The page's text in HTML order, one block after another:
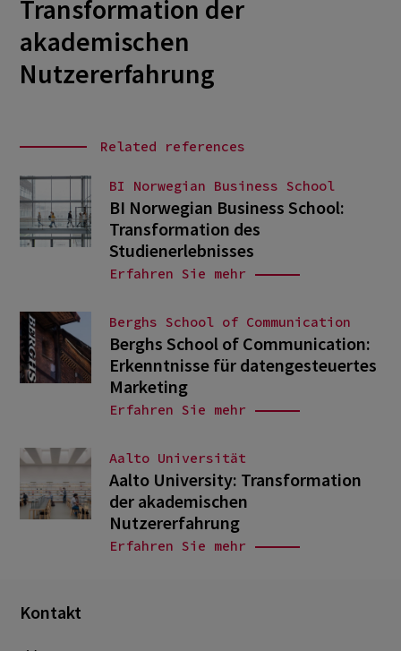
Transformation der
akademischen
Nutzererfahrung
Related references
BI Norwegian Business School
BI Norwegian Business School:
Transformation des
Studienerlebnisses
Erfahren Sie mehr
Berghs School of Communication
Berghs School of Communication:
Erkenntnisse für datengesteuertes
Marketing
Erfahren Sie mehr
Aalto Universität
Aalto University: Transformation
der akademischen
Nutzererfahrung
Erfahren Sie mehr
Kontakt